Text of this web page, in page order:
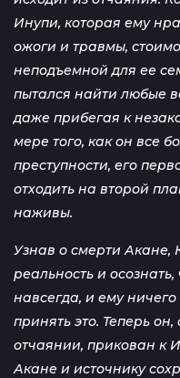
Инупи, которая ему
ожоги и травмы,
неподъемной для ее
пытался найти любые
даже прибегая к
мере того, как он все
преступности, его
отходить на второй
наживы.
Узнав о смерти Акане,
реальность и
навсегда, и ему
принять это. Теперь
отчаянии, прикован к
Акане и источнику